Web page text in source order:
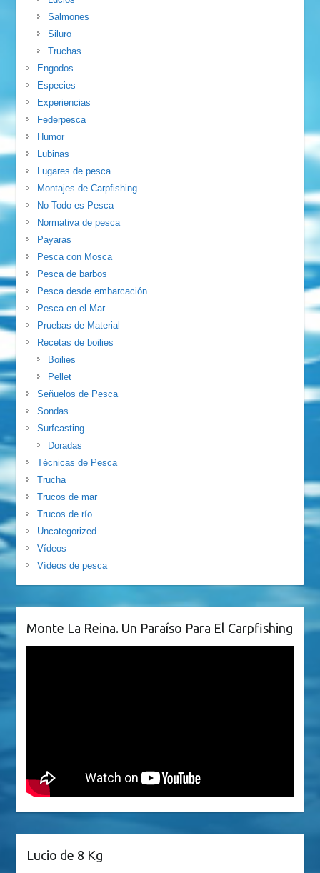
Salmones
Siluro
Truchas
Engodos
Especies
Experiencias
Federpesca
Humor
Lubinas
Lugares de pesca
Montajes de Carpfishing
No Todo es Pesca
Normativa de pesca
Payaras
Pesca con Mosca
Pesca de barbos
Pesca desde embarcación
Pesca en el Mar
Pruebas de Material
Recetas de boilies
Boilies
Pellet
Señuelos de Pesca
Sondas
Surfcasting
Doradas
Técnicas de Pesca
Trucha
Trucos de mar
Trucos de río
Uncategorized
Vídeos
Vídeos de pesca
Monte La Reina. Un Paraíso Para El Carpfishing
Lucio de 8 Kg